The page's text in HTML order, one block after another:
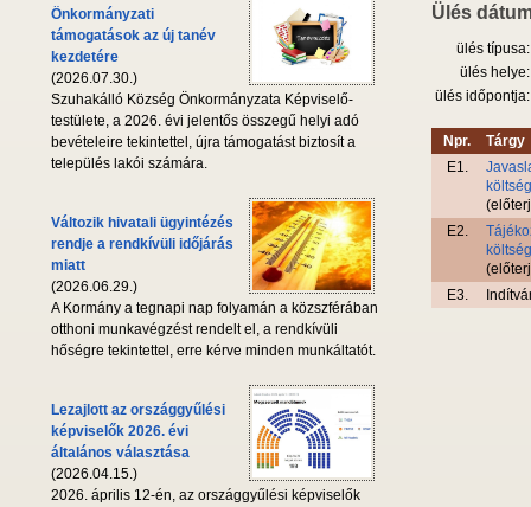
Önkormányzati
támogatások az új tanév
kezdetére
(2026.07.30.)
Szuhakálló Község Önkormányzata Képviselő-
testülete, a 2026. évi jelentős összegű helyi adó
bevételeire tekintettel, újra támogatást biztosít a
település lakói számára.
Változik hivatali ügyintézés
rendje a rendkívüli időjárás
miatt
(2026.06.29.)
A Kormány a tegnapi nap folyamán a közszférában
otthoni munkavégzést rendelt el, a rendkívüli
hőségre tekintettel, erre kérve minden munkáltatót.
Lezajlott az országgyűlési
képviselők 2026. évi
általános választása
(2026.04.15.)
2026. április 12-én, az országgyűlési képviselők
Ülés
ülés típusa:
ülés helye:
ülés időpontja:
Npr.
Tárgy
E1.
E2.
E3.